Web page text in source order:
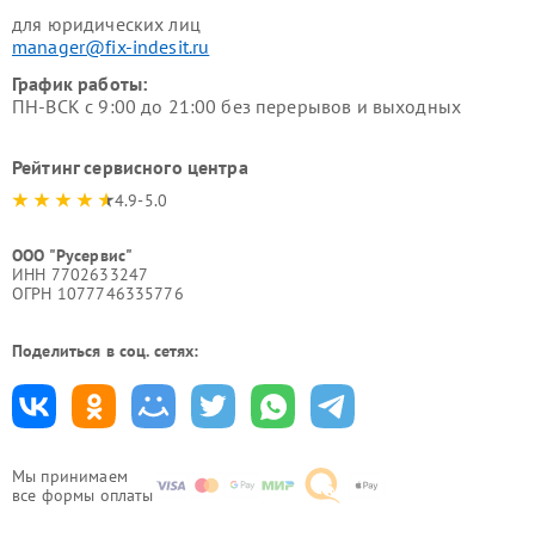
Мы принимаем
все формы оплаты
для юридических лиц
manager@fix-indesit.ru
График работы:
ПН-ВСК с 9:00 до 21:00 без перерывов и выходных
Рейтинг сервисного центра
4.9-5.0
ООО "Русервис"
ИНН 7702633247
ОГРН 1077746335776
Поделиться в соц. сетях: